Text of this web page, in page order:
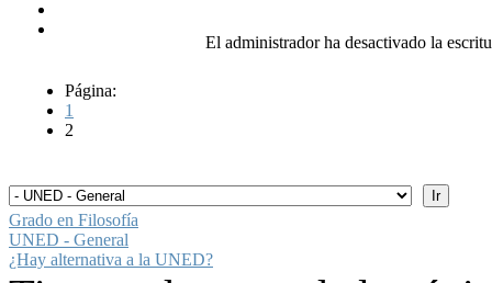
El administrador ha desactivado la
Página:
1
2
Grado en Filosofía
UNED - General
¿Hay alternativa a la UNED?